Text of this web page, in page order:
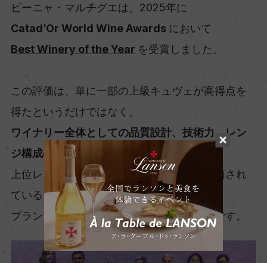
ビーニャ・マルチグエは、2025年に
Catad’Or World Wine Awards において
Best Winery of the Year を受賞しました。
この評価は、単に一部の上級キュヴェが高得点を
得たというだけではなく、
ワイナリー全体としての品質設計、技術力、レン
ジ構成の完成度が認められた ものです。
上位レンジを含む複数アイテムが同時に評価され
ている点も、
ブランド全体の信頼感を支える大きな要素です。